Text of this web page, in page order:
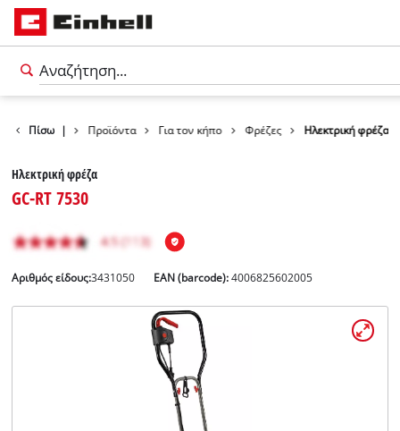
Πίσω | Προϊόντα Για τον κήπο Φρέζες Ηλεκτρική φρέζα
Ηλεκτρική φρέζα
GC-RT 7530
Αριθμός είδους:3431050 EAN (barcode):4006825602005